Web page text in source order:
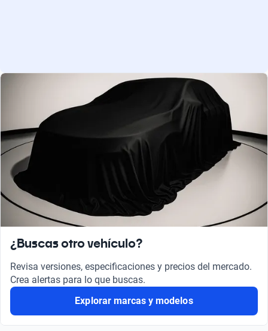
¿Buscas otro vehículo?
Revisa versiones, especificaciones y precios del mercado.
Crea alertas para lo que buscas.
Explorar marcas y modelos